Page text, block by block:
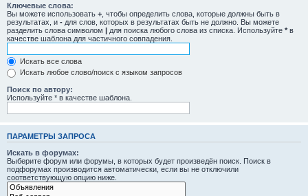
Ключевые слова:
Вы можете использовать + , чтобы определить слова, которые должны быть в
результатах, и - для слов, которых в результатах быть не должно. Вы можете
разделить слова символом | для поиска любого слова из списка. Используйте * в
качестве шаблона для частичного совпадения.
Искать все слова
Искать любое слово/поиск с языком запросов
Поиск по автору:
Используйте * в качестве шаблона.
ПАРАМЕТРЫ ЗАПРОСА
Искать в форумах:
Выберите форум или форумы, в которых будет произведён поиск. Поиск в
подфорумах производится автоматически, если вы не отключили
соответствующую опцию ниже.